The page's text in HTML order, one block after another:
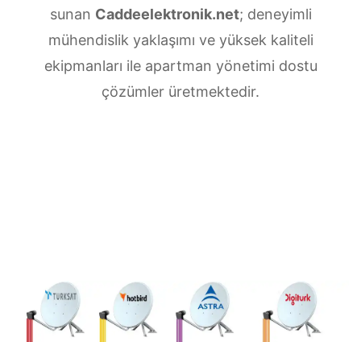
sunan Caddeelektronik.net; deneyimli
mühendislik yaklaşımı ve yüksek kaliteli
ekipmanları ile apartman yönetimi dostu
çözümler üretmektedir.